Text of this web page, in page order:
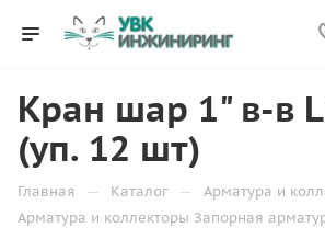
Кран шар 1" в-в
(уп. 12 шт)
Главная — Каталог — Арматура и
Арматура и коллекторы Запорная